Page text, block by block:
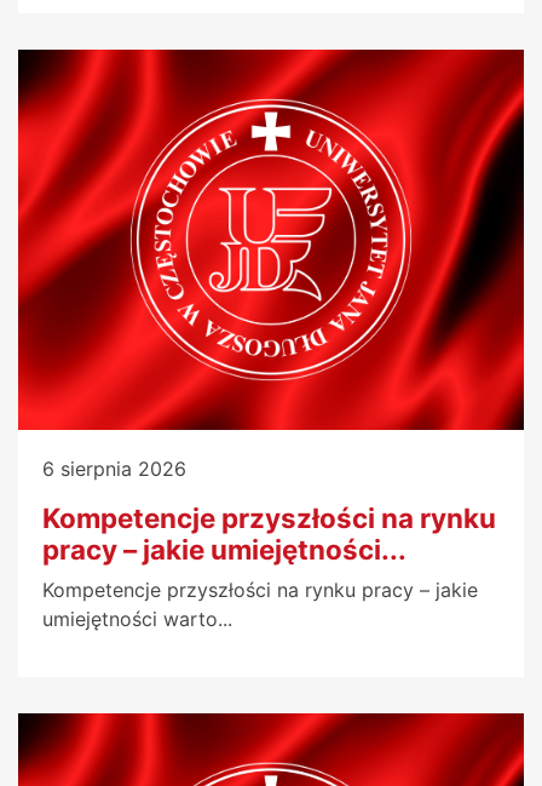
6 sierpnia 2026
Kompetencje przyszłości na rynku
pracy – jakie umiejętności...
Kompetencje przyszłości na rynku pracy – jakie
umiejętności warto...